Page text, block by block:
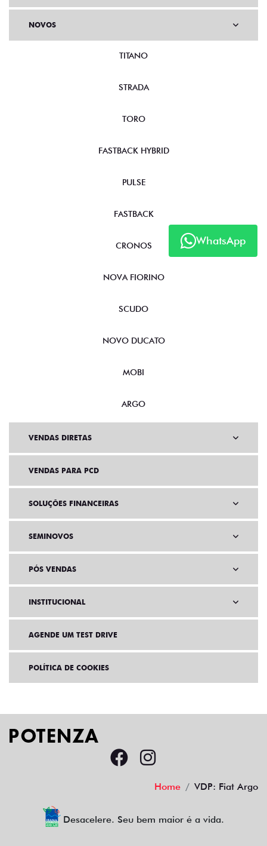
WhatsApp
NOVOS
TITANO
STRADA
TORO
FASTBACK HYBRID
PULSE
FASTBACK
CRONOS
NOVA FIORINO
SCUDO
NOVO DUCATO
MOBI
ARGO
VENDAS DIRETAS
VENDAS PARA PCD
SOLUÇÕES FINANCEIRAS
SEMINOVOS
PÓS VENDAS
INSTITUCIONAL
AGENDE UM TEST DRIVE
POLÍTICA DE COOKIES
Home VDP: Fiat Argo
Desacelere. Seu bem maior é a vida.